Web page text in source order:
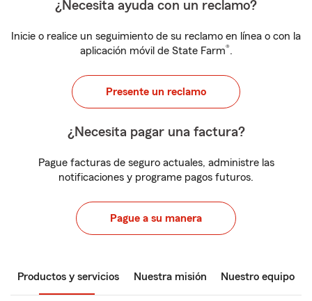
¿Necesita ayuda con un reclamo?
Inicie o realice un seguimiento de su reclamo en línea o con la
aplicación móvil de State Farm®.
Presente un reclamo
¿Necesita pagar una factura?
Pague facturas de seguro actuales, administre las
notificaciones y programe pagos futuros.
Pague a su manera
Productos y servicios Nuestra misión Nuestro equipo